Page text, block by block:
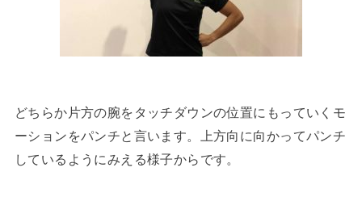
どちらか片方の腕をタッチダウンの位置にもっていくモ
ーションをパンチと言います。上方向に向かってパンチ
しているようにみえる様子からです。